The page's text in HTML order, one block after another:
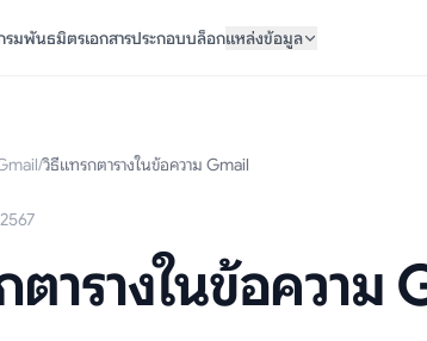
รมพันธมิตรเอกสารประกอบบล็อกแหล่งข้อมูล
/วิธีแทรกตารางในข้อความ Gmail
ารางในข้อความ